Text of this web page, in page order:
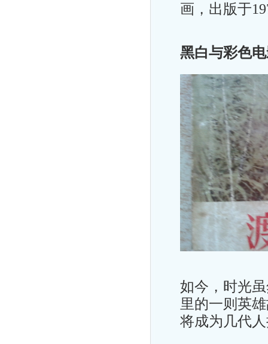
画，出版于
黑白与彩色
如今，时光
里的一则英
将成为几代